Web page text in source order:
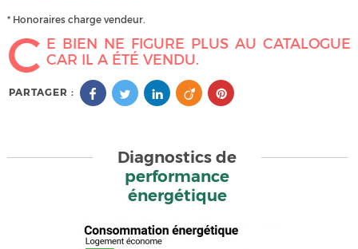
* Honoraires charge vendeur.
C E BIEN NE FIGURE PLUS AU CATALOGUE
CAR IL A ÉTÉ VENDU.
PARTAGER :
Diagnostics de
performance
énergétique